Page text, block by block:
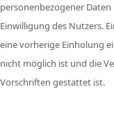
personenbezogener
Einwilligung des Nutzers.
eine vorherige Einholung
nicht möglich ist und die
Vorschriften gestattet ist.